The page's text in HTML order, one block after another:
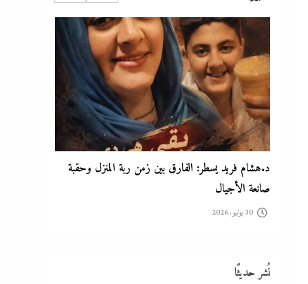
الفشل الأمريكي بعد فضح خلاف ترامب وهيجسيت
على استنزاف مخازن السلاح في حرب إيران
30 يوليو، 2026
نُشر حديثًا